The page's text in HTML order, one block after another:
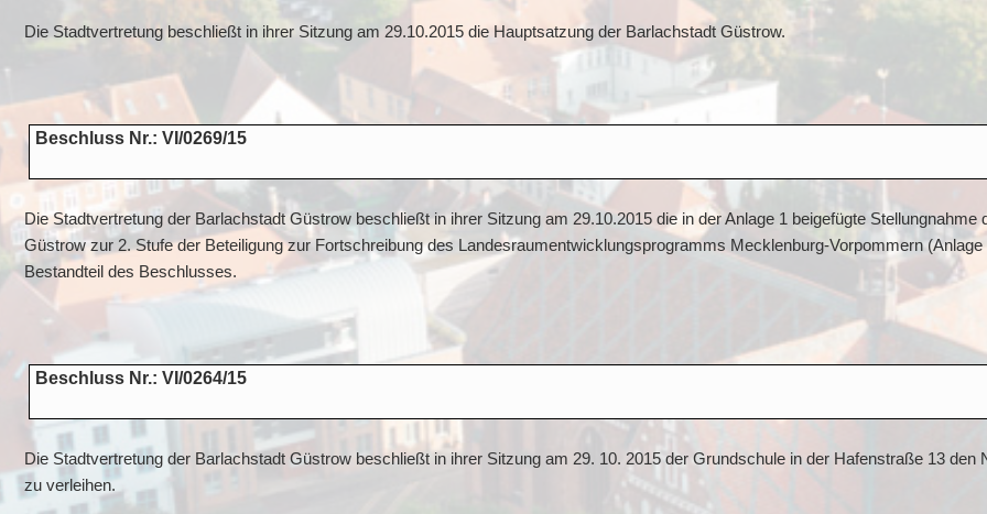
Die Stadtvertretung beschließt in ihrer Sitzung am 29.10.2015 die Hauptsatzung der Barlachstadt Güstrow.
Beschluss Nr.: VI/0269/15
Die Stadtvertretung der Barlachstadt Güstrow beschließt in ihrer Sitzung am 29.10.2015 die in der Anlage 1 beigefügte Stellungnahme
Güstrow zur 2. Stufe der Beteiligung zur Fortschreibung des Landesraumentwicklungsprogramms Mecklenburg-Vorpommern (Anlage
Bestandteil des Beschlusses.
Beschluss Nr.: VI/0264/15
Die Stadtvertretung der Barlachstadt Güstrow beschließt in ihrer Sitzung am 29. 10. 2015 der Grundschule in der Hafenstraße 13 den
zu verleihen.